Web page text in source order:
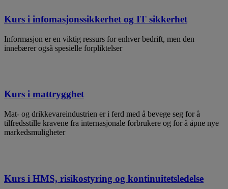
Kurs i infomasjonssikkerhet og IT sikkerhet
Informasjon er en viktig ressurs for enhver bedrift, men den
innebærer også spesielle forpliktelser
Kurs i mattrygghet
Mat- og drikkevareindustrien er i ferd med å bevege seg for å
tilfredsstille kravene fra internasjonale forbrukere og for å åpne nye
markedsmuligheter
Kurs i HMS, risikostyring og kontinuitetsledelse